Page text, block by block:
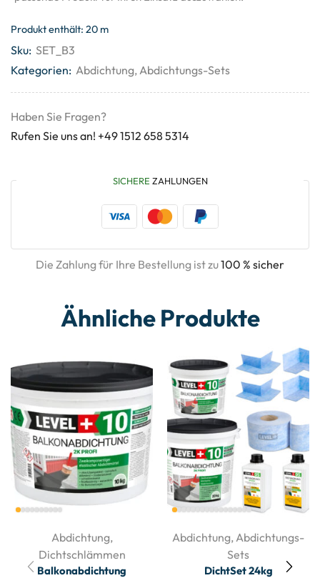
Produkt enthält: 20 m
Sku: SET_B3
Kategorien: Abdichtung,Abdichtungs-Sets
Haben Sie Fragen?
Rufen Sie uns an! +49 1512 658 5314
SICHERE ZAHLUNGEN
Die Zahlung für Ihre Bestellung ist zu100 % sicher
Ähnliche Produkte
Abdichtung,
Dichtschlämmen
Balkonabdichtung
Abdichtung, Abdichtungs-
Sets
DichtSet 24kg